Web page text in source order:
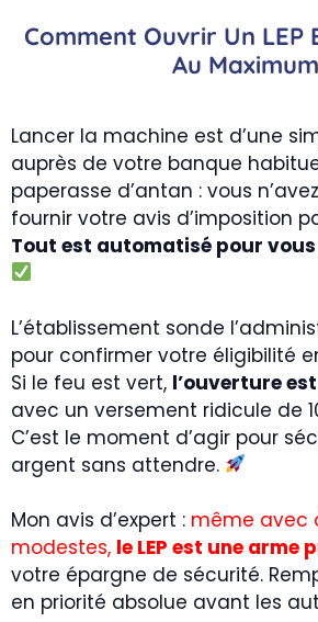
Comment Ouvrir Un LEP
Au Maximum
Lancer la machine est d’une
auprès de votre banque
paperasse d’antan : vous
fournir votre avis d’imposition
Tout est automatisé pour
L’établissement sonde
pour confirmer votre éligibilité
Si le feu est vert, l’ouverture
avec un versement ridicule de
C’est le moment d’agir pour
argent sans attendre.
Mon avis d’expert : même avec
modestes, le LEP est une arme
votre épargne de sécurité.
en priorité absolue avant les